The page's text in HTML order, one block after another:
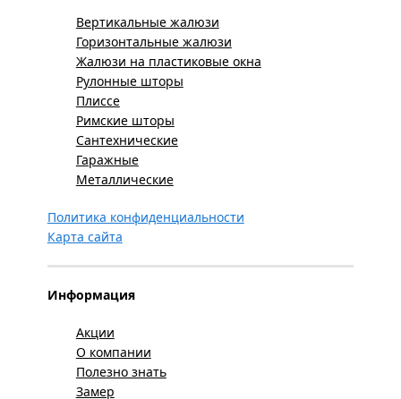
Вертикальные жалюзи
Горизонтальные жалюзи
Жалюзи на пластиковые окна
Рулонные шторы
Плиссе
Римские шторы
Сантехнические
Гаражные
Металлические
Политика конфиденциальности
Карта сайта
Информация
Акции
О компании
Полезно знать
Замер